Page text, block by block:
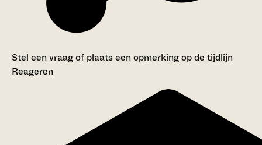
Stel een vraag of plaats een opmerking op de tijdlijn
Reageren